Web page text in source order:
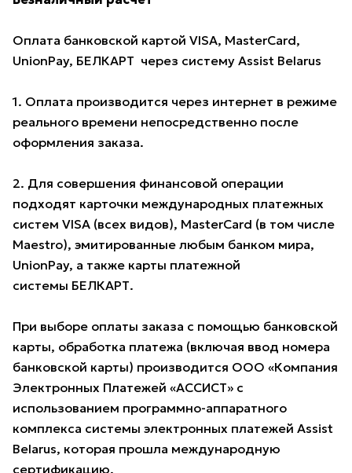
Оплата банковской картой VISA, MasterCard,
UnionPay, БЕЛКАРТ через систему Assist Belarus
1. Оплата производится через интернет в режиме
реального времени непосредственно после
оформления заказа.
2. Для совершения финансовой операции
подходят карточки международных платежных
систем VISA (всех видов), MasterCard (в том числе
Maestro), эмитированные любым банком мира,
UnionPay, а также карты платежной
системы БЕЛКАРТ.
При выборе оплаты заказа с помощью банковской
карты, обработка платежа (включая ввод номера
банковской карты) производится ООО «Компания
Электронных Платежей «АССИСТ» с
использованием программно-аппаратного
комплекса системы электронных платежей Assist
Belarus, которая прошла международную
сертификацию.